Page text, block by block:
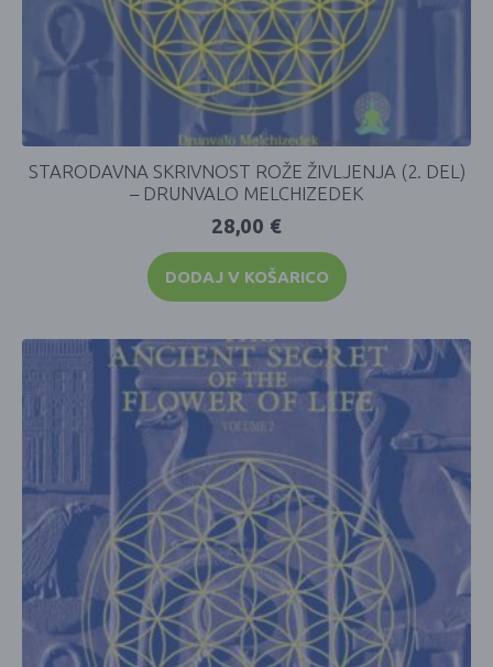
STARODAVNA SKRIVNOST ROŽE ŽIVLJENJA (2. DEL)
– DRUNVALO MELCHIZEDEK
28,00 €
DODAJ V KOŠARICO